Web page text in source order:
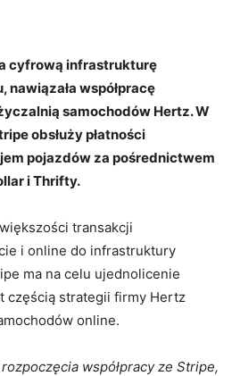
cyfrową infrastrukturę
nawiązała współpracę
samochodów Hertz. W
obsłuży płatności
pojazdów za pośrednictwem
i Thrifty.
transakcji
i online do infrastruktury
ma na celu ujednolicenie
częścią strategii firmy Hertz
online.
współpracy ze Stripe,